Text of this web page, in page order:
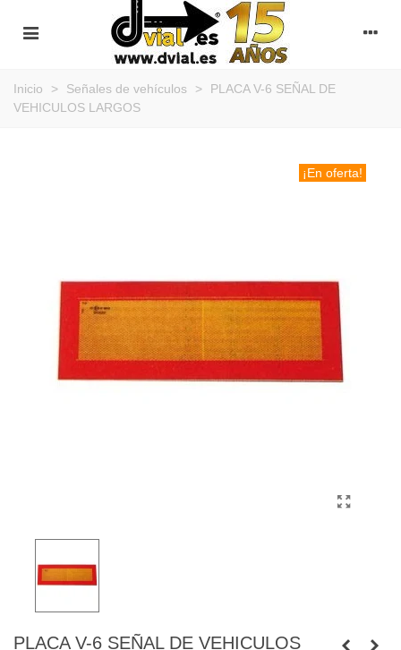
Inicio > Señales de vehículos >
PLACA V-6 SEÑAL DE
VEHICULOS LARGOS
¡En oferta!
PLACA V-6 SEÑAL DE VEHICULOS